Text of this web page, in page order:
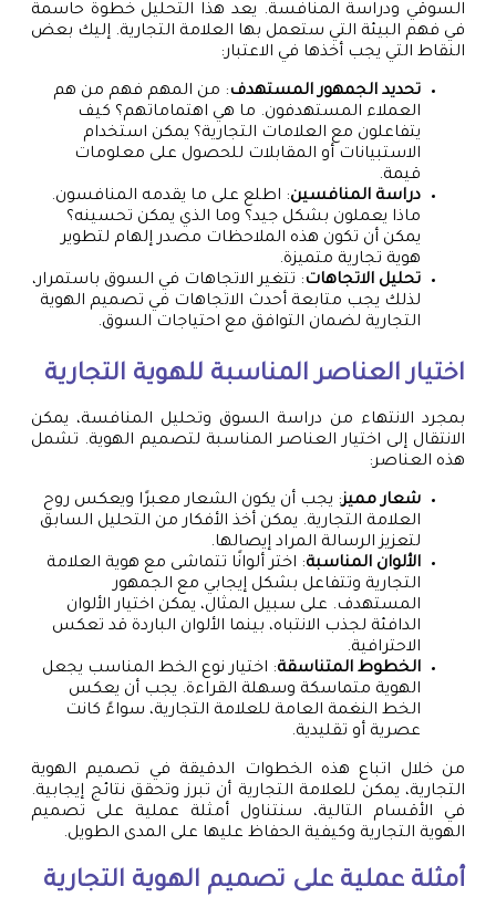
السوقي ودراسة المنافسة. يعد هذا التحليل خطوة حاسمة
في فهم البيئة التي ستعمل بها العلامة التجارية. إليك بعض
النقاط التي يجب أخذها في الاعتبار:
تحديد الجمهور المستهدف: من المهم فهم من هم
العملاء المستهدفون. ما هي اهتماماتهم؟ كيف
يتفاعلون مع العلامات التجارية؟ يمكن استخدام
الاستبيانات أو المقابلات للحصول على معلومات
قيمة.
دراسة المنافسين: اطلع على ما يقدمه المنافسون.
ماذا يعملون بشكل جيد؟ وما الذي يمكن تحسينه؟
يمكن أن تكون هذه الملاحظات مصدر إلهام لتطوير
هوية تجارية متميزة.
تحليل الاتجاهات: تتغير الاتجاهات في السوق باستمرار،
لذلك يجب متابعة أحدث الاتجاهات في تصميم الهوية
التجارية لضمان التوافق مع احتياجات السوق.
اختيار العناصر المناسبة للهوية التجارية
بمجرد الانتهاء من دراسة السوق وتحليل المنافسة، يمكن
الانتقال إلى اختيار العناصر المناسبة لتصميم الهوية. تشمل
هذه العناصر:
شعار مميز: يجب أن يكون الشعار معبرًا ويعكس روح
العلامة التجارية. يمكن أخذ الأفكار من التحليل السابق
لتعزيز الرسالة المراد إيصالها.
الألوان المناسبة: اختر ألوانًا تتماشى مع هوية العلامة
التجارية وتتفاعل بشكل إيجابي مع الجمهور
المستهدف. على سبيل المثال، يمكن اختيار الألوان
الدافئة لجذب الانتباه، بينما الألوان الباردة قد تعكس
الاحترافية.
الخطوط المتناسقة: اختيار نوع الخط المناسب يجعل
الهوية متماسكة وسهلة القراءة. يجب أن يعكس
الخط النغمة العامة للعلامة التجارية، سواءً كانت
عصرية أو تقليدية.
من خلال اتباع هذه الخطوات الدقيقة في تصميم الهوية
التجارية، يمكن للعلامة التجارية أن تبرز وتحقق نتائج إيجابية.
في الأقسام التالية، سنتناول أمثلة عملية على تصميم
الهوية التجارية وكيفية الحفاظ عليها على المدى الطويل.
أمثلة عملية على تصميم الهوية التجارية